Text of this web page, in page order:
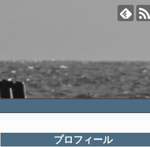
プロフィール